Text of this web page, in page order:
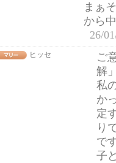
まぁ
から
26/
ヒッセ
ご
解
私
か
定
り
で
子